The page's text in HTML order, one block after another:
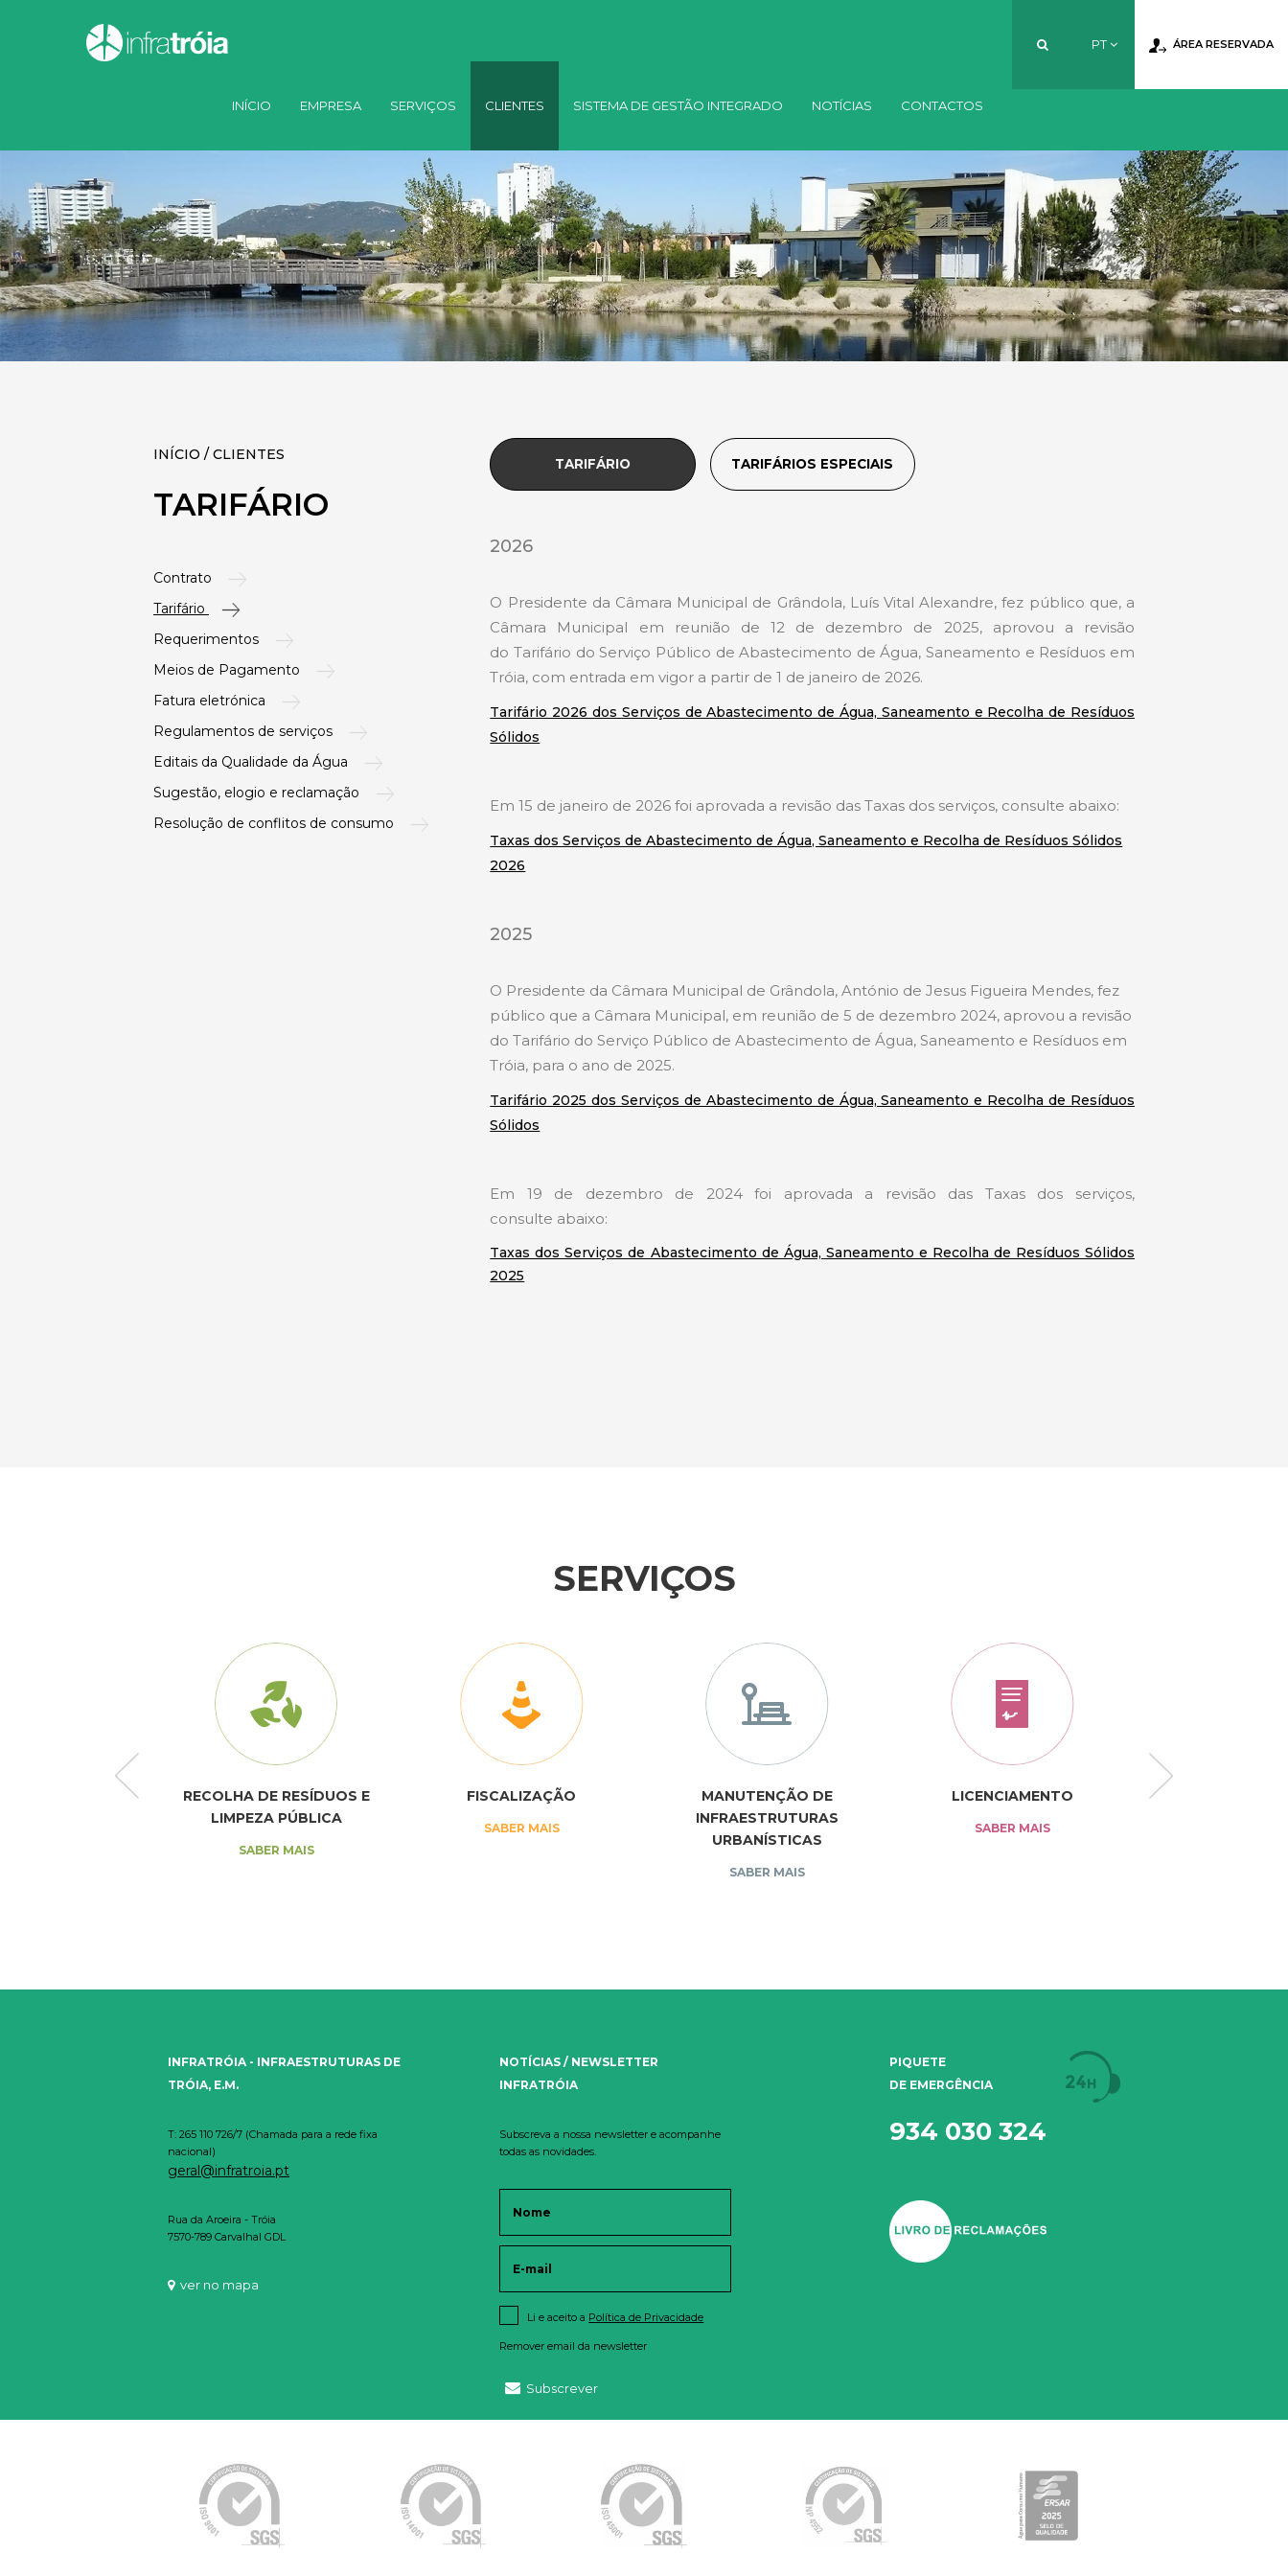
PT ÁREA RESERVADA
INÍCIO EMPRESA SERVIÇOS CLIENTES SISTEMA DE GESTÃO INTEGRADO NOTÍCIAS CONTACTOS
INÍCIO / CLIENTES
TARIFÁRIO
Contrato
Tarifário
Requerimentos
Meios de Pagamento
Fatura eletrónica
Regulamentos de serviços
Editais da Qualidade da Água
Sugestão, elogio e reclamação
Resolução de conflitos de consumo
TARIFÁRIO TARIFÁRIOS ESPECIAIS
2026
O Presidente da Câmara Municipal de Grândola, Luís Vital Alexandre, fez público que, a
Câmara Municipal em reunião de 12 de dezembro de 2025, aprovou a revisão
do Tarifário do Serviço Público de Abastecimento de Água, Saneamento e Resíduos em
Tróia, com entrada em vigor a partir de 1 de janeiro de 2026.
Tarifário 2026 dos Serviços de Abastecimento de Água, Saneamento e Recolha de Resíduos
Sólidos
Em 15 de janeiro de 2026 foi aprovada a revisão das Taxas dos serviços, consulte abaixo:
Taxas dos Serviços de Abastecimento de Água, Saneamento e Recolha de Resíduos Sólidos
2026
2025
O Presidente da Câmara Municipal de Grândola, António de Jesus Figueira Mendes, fez
público que a Câmara Municipal, em reunião de 5 de dezembro 2024, aprovou a revisão
do Tarifário do Serviço Público de Abastecimento de Água, Saneamento e Resíduos em
Tróia, para o ano de 2025.
Tarifário 2025 dos Serviços de Abastecimento de Água, Saneamento e Recolha de Resíduos
Sólidos
Em 19 de dezembro de 2024 foi aprovada a revisão das Taxas dos serviços,
consulte abaixo:
Taxas dos Serviços de Abastecimento de Água, Saneamento e Recolha de Resíduos Sólidos
2025
SERVIÇOS
RECOLHA DE RESÍDUOS E
LIMPEZA PÚBLICA
SABER MAIS
FISCALIZAÇÃO
SABER MAIS
MANUTENÇÃO DE
INFRAESTRUTURAS
URBANÍSTICAS
SABER MAIS
LICENCIAMENTO
SABER MAIS
PIQUETE
DE EMERGÊNCIA
934 030 324
NOTÍCIAS / NEWSLETTER
INFRATRÓIA
Subscreva a nossa newsletter e acompanhe
todas as novidades.
Li e aceito a Política de Privacidade
Remover email da newsletter
Subscrever
INFRATRÓIA - INFRAESTRUTURAS DE
TRÓIA, E.M.
T: 265 110 726/7 (Chamada para a rede fixa
nacional)
geral@infratroia.pt
Rua da Aroeira - Tróia
7570-789 Carvalhal GDL
ver no mapa